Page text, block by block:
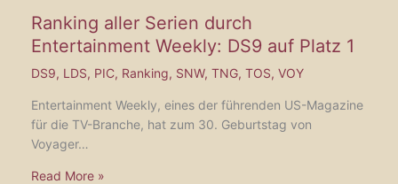
Ranking aller Serien durch
Entertainment Weekly: DS9 auf Platz 1
DS9, LDS, PIC, Ranking, SNW, TNG, TOS, VOY
Entertainment Weekly, eines der führenden US-Magazine
für die TV-Branche, hat zum 30. Geburtstag von
Voyager…
Read More »